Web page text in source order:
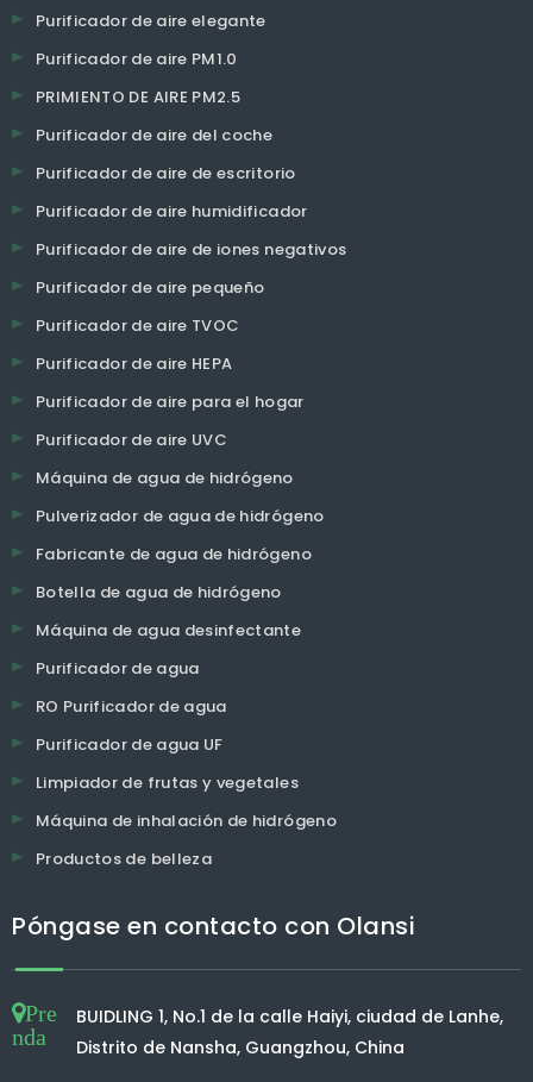
Purificador de aire elegante
Purificador de aire PM1.0
PRIMIENTO DE AIRE PM2.5
Purificador de aire del coche
Purificador de aire de escritorio
Purificador de aire humidificador
Purificador de aire de iones negativos
Purificador de aire pequeño
Purificador de aire TVOC
Purificador de aire HEPA
Purificador de aire para el hogar
Purificador de aire UVC
Máquina de agua de hidrógeno
Pulverizador de agua de hidrógeno
Fabricante de agua de hidrógeno
Botella de agua de hidrógeno
Máquina de agua desinfectante
Purificador de agua
RO Purificador de agua
Purificador de agua UF
Limpiador de frutas y vegetales
Máquina de inhalación de hidrógeno
Productos de belleza
Póngase en contacto con Olansi
Pre
nda
BUIDLING 1, No.1 de la calle Haiyi, ciudad de Lanhe,
Distrito de Nansha, Guangzhou, China